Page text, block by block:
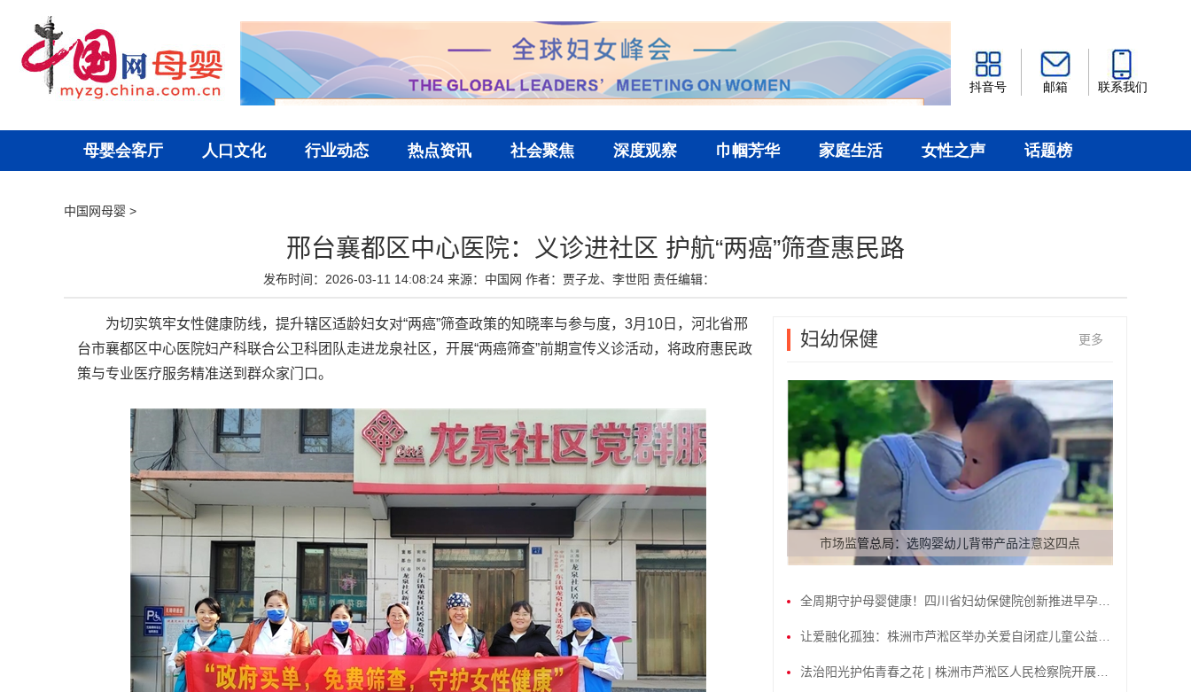
中国网母婴 >
邢台襄都区中心医院：义诊进社区 护航“两癌”筛查惠民路
发布时间：2026-03-11 14:08:24 来源：中国网 作者：贾子龙、李世阳 责任编辑：
为切实筑牢女性健康防线，提升辖区适龄妇女对“两癌”筛查政策的知晓率与参与度，3月10日，河北省邢
台市襄都区中心医院妇产科联合公卫科团队走进龙泉社区，开展“两癌筛查”前期宣传义诊活动，将政府惠民政
策与专业医疗服务精准送到群众家门口。
妇幼保健 更多
市场监管总局：选购婴幼儿背带产品注意这四点
全周期守护母婴健康！四川省妇幼保健院创新推进早孕关爱行动
让爱融化孤独：株洲市芦淞区举办关爱自闭症儿童公益活动
法治阳光护佑青春之花 | 株洲市芦淞区人民检察院开展法治知识进校园活动